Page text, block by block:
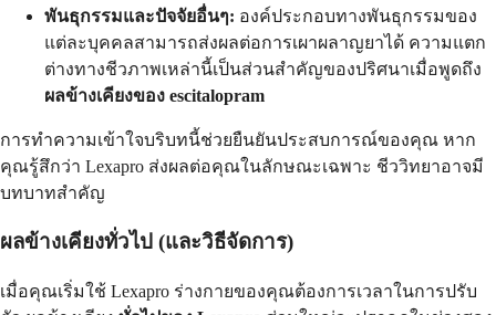
พันธุกรรมและปัจจัยอื่นๆ: องค์ประกอบทางพันธุกรรมของ
แต่ละบุคคลสามารถส่งผลต่อการเผาผลาญยาได้ ความแตก
ต่างทางชีวภาพเหล่านี้เป็นส่วนสำคัญของปริศนาเมื่อพูดถึง
ผลข้างเคียงของ escitalopram
การทำความเข้าใจบริบทนี้ช่วยยืนยันประสบการณ์ของคุณ หาก
คุณรู้สึกว่า Lexapro ส่งผลต่อคุณในลักษณะเฉพาะ ชีววิทยาอาจมี
บทบาทสำคัญ
ผลข้างเคียงทั่วไป (และวิธีจัดการ)
เมื่อคุณเริ่มใช้ Lexapro ร่างกายของคุณต้องการเวลาในการปรับ